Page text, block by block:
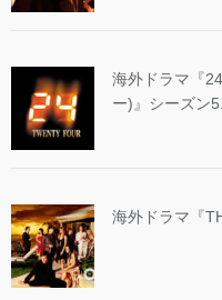
海外ドラマ『
ー)』シーズン
海外ドラマ『